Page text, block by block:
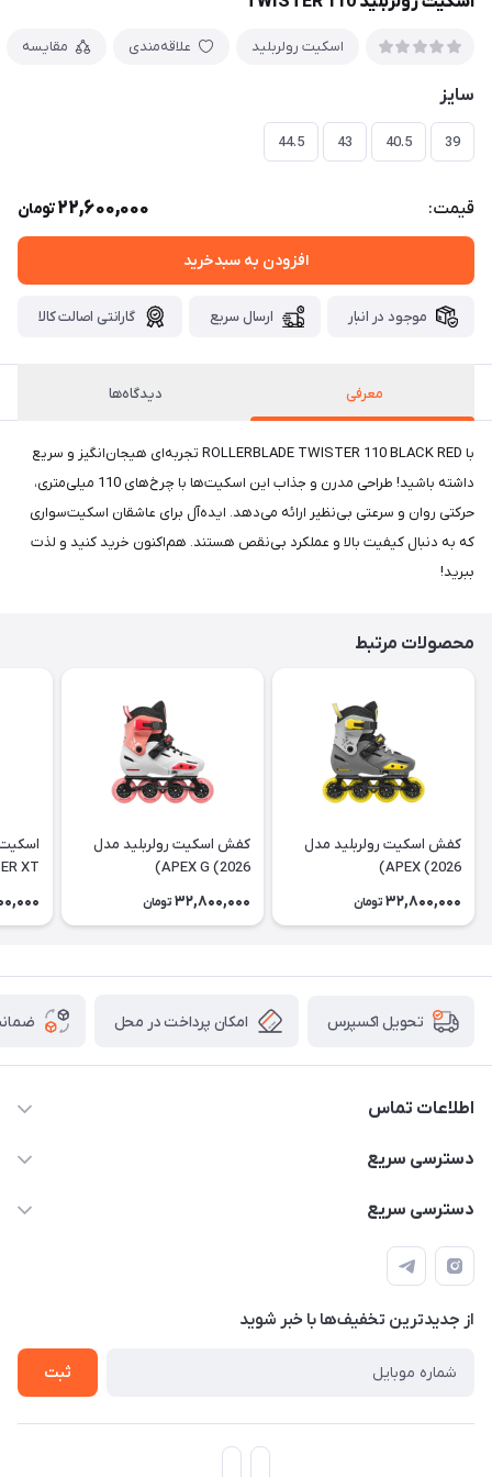
اسکیت رولربلید علاقه‌مندی مقایسه
سایز
39
40.5
43
44.5
قیمت: 22,600,000تومان
افزودن به سبدخرید
موجود در انبار ارسال سریع گارانتی اصالت کالا
معرفی دیدگاه‌ها
با ROLLERBLADE TWISTER 110 BLACK RED تجربه‌ای هیجان‌انگیز و سریع
داشته باشید! طراحی مدرن و جذاب این اسکیت‌ها با چرخ‌های 110 میلی‌متری،
حرکتی روان و سرعتی بی‌نظیر ارائه می‌دهد. ایده‌آل برای عاشقان اسکیت‌سواری
که به دنبال کیفیت بالا و عملکرد بی‌نقص هستند. هم‌اکنون خرید کنید و لذت
ببرید!
محصولات مرتبط
كفش اسكيت رولربليد مدل
APEX (2026)
32,800,000 تومان
كفش اسكيت رولربليد مدل
APEX G (2026)
32,800,000 تومان
XT
تحویل اکسپرس امکان پرداخت در محل
اطلاعات تماس
۰۹۳۵۶۰۴۰۳۶۵
سیمای ورزش
دسترسی سریع
اسکیت فلایینگ ایگل
اسکیت دخترانه
دسترسی سریع
اسکوتر برقی دخترانه
اسکیت روسز
اسکوتر
از جدید‌ترین تخفیف‌ها با‌ خبر شوید
ثبت